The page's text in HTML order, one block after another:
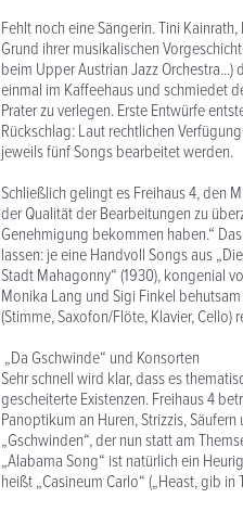
Fehlt noch eine Sängerin. Tini
Grund ihrer musikalischen
beim Upper Austrian Jazz
einmal im Kaffeehaus und schmiedet
Prater zu verlegen. Erste Entwürfe
Rückschlag: Laut rechtlichen
jeweils fünf Songs bearbeitet werden.
Schließlich gelingt es Freihaus 4, den
der Qualität der Bearbeitungen zu
Genehmigung bekommen haben.“
lassen: je eine Handvoll Songs aus
Stadt Mahagonny“ (1930), kongenial
Monika Lang und Sigi Finkel
(Stimme, Saxofon/Flöte, Klavier, Cello)
„Da Gschwinde“ und Konsorten
Sehr schnell wird klar, dass es
gescheiterte Existenzen. Freihaus 4
Panoptikum an Huren, Strizzis,
„Gschwinden“, der nun statt am
„Alabama Song“ ist natürlich ein
heißt „Casineum Carlo“ („Heast, gib